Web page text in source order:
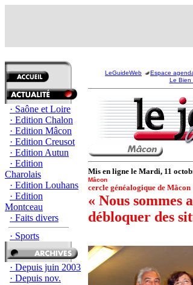
· Saône et Loire
· Edition Chalon
· Edition Mâcon
· Edition Creusot
· Edition Autun
· Edition
Charolais
· Edition Louhans
· Edition
Montceau
· Faits divers
· Sports
· Depuis juin 2003
· Depuis nov.
LeGuideWeb Espace
Le Bien
Mis en ligne le Mardi, 11
Mâcon
cercle généalogique de Mâcon
« Nous sommes
débloquer des